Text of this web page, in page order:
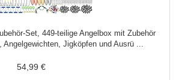
Set, 449-teilige Angelbox mit Zubehör
Angelgewichten, Jigköpfen und Ausrü ...
54,99 €